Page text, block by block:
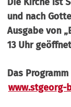
und nach
Ausgabe von
13 Uhr
Das
www.stgeorg-